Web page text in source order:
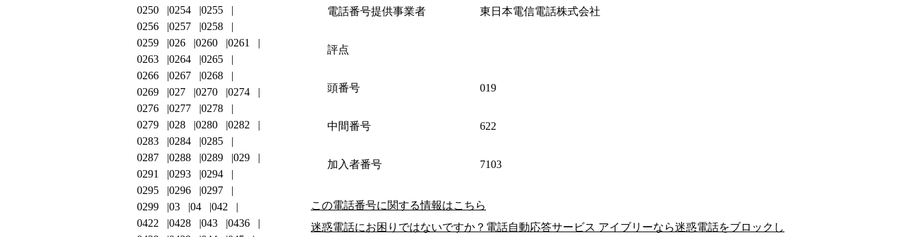
電話番号提供事業者 東日本電信電話株式会社
評点
頭番号 019
中間番号 622
加入者番号 7103
この電話番号に関する情報はこちら
迷惑電話にお困りではないですか？電話自動応答サービス アイブリーなら迷惑電話をブロックし
0250
0254
0255
0256
0257
0258
0259
026 0260
0261
0263
0264
0265
0266
0267
0268
0269
027 0270
0274
0276
0277
0278
0279
028 0280
0282
0283
0284
0285
0287
0288 0289
029
0291
0293
0294
0295
0296
0297
0299
03 04
042
0422
0428 043
0436